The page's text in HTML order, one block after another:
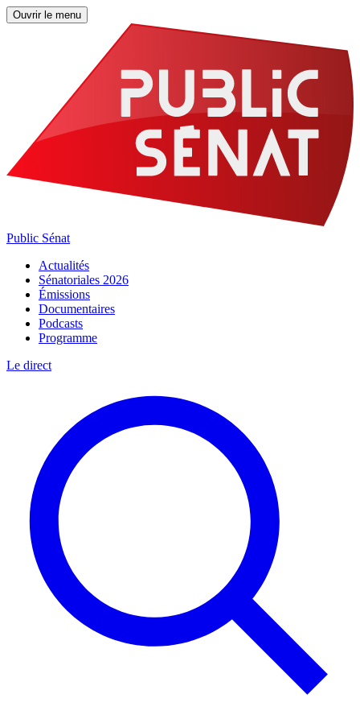
Ouvrir le menu
Public Sénat
Actualités
Sénatoriales 2026
Émissions
Documentaires
Podcasts
Programme
Le direct